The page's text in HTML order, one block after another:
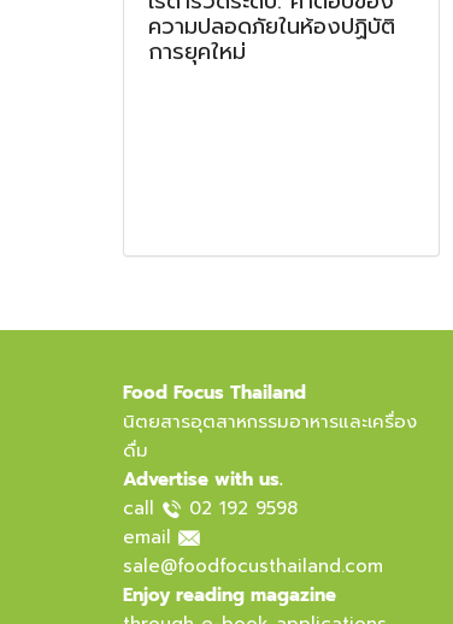
ความปลอดภัยในห้องปฏิบัติ
การยุคใหม่
Food Focus Thailand
นิตยสารอุตสาหกรรมอาหารและเครื่อง
ดื่ม
Advertise with us.
call
02 192 9598
email
sale@foodfocusthailand.com
Enjoy reading magazine